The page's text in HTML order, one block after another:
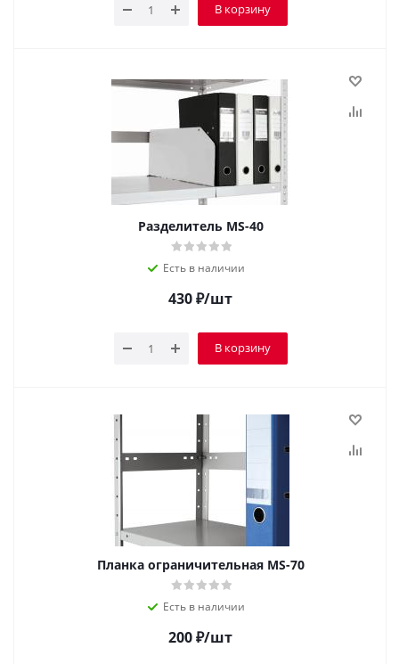
В корзину
Разделитель MS-40
Есть в наличии
430₽/шт
В корзину
Планка ограничительная MS-70
Есть в наличии
200₽/шт